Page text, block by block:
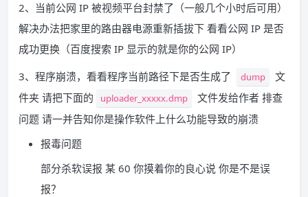
2、当前公网 IP 被视频平台封禁了（一般几个小时后可用）
解决办法把家里的路由器电源重新插拔下 看看公网 IP 是否
成功更换（百度搜索 IP 显示的就是你的公网 IP）
3、程序崩溃，看看程序当前路径下是否生成了
dump
文
件夹 请把下面的
uploader_xxxxx.dmp
文件发给作者 排查
问题 请一并告知你是操作软件上什么功能导致的崩溃
报毒问题
部分杀软误报 某 60 你摸着你的良心说 你是不是误
报？